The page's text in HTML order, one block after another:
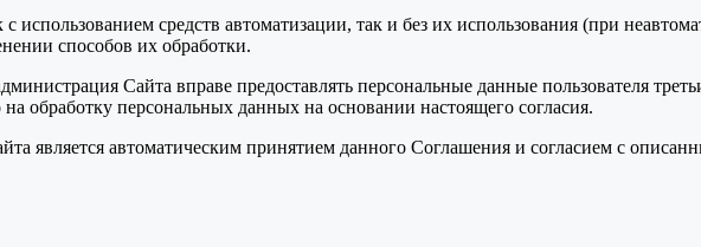
использованием средств автоматизации, так и без их использования (при
способов их обработки.
Сайта вправе предоставлять персональные данные пользователя
обработку персональных данных на основании настоящего согласия.
является автоматическим принятием данного Соглашения и согласием с